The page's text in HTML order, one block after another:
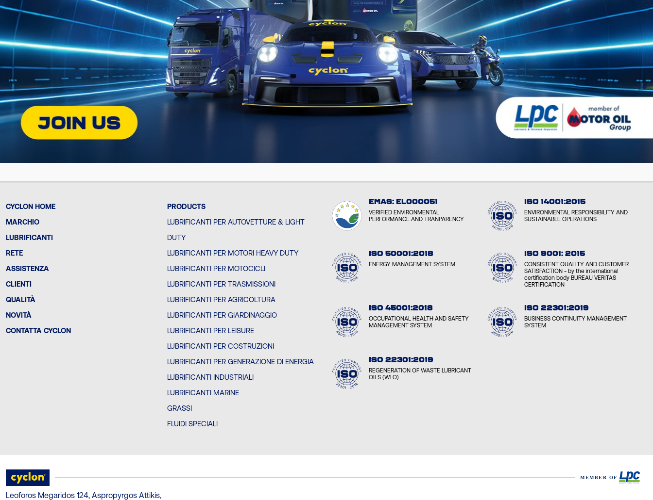
Trova il lubrificante Cyclon adatto per il
tuo veicolo o la tua attrezzatura!!
SCOPRILO ORA
SCOPRI CYCLON
SUISOCIAL MEDIA
CYCLON HOME
MARCHIO
LUBRIFICANTI
RETE
ASSISTENZA
CLIENTI
QUALITÀ
NOVITÀ
CONTATTA CYCLON
PRODUCTS
LUBRIFICANTI PER AUTOVETTURE & LIGHT
DUTY
LUBRIFICANTI PER MOTORI HEAVY DUTY
LUBRIFICANTI PER MOTOCICLI
LUBRIFICANTI PER TRASMISSIONI
LUBRIFICANTI PER AGRICOLTURA
LUBRIFICANTI PER GIARDINAGGIO
LUBRIFICANTI PER LEISURE
LUBRIFICANTI PER COSTRUZIONI
LUBRIFICANTI PER GENERAZIONE DI ENERGIA
LUBRIFICANTI INDUSTRIALI
LUBRIFICANTI MARINE
GRASSI
FLUIDI SPECIALI
EMAS: EL000051
VERIFIED ENVIRONMENTAL
PERFORMANCE AND TRANPARENCY
ISO 14001:2015
ENVIRONMENTAL RESPONSIBILITY AND
SUSTAINABLE OPERATIONS
ISO 50001:2018
ENERGY MANAGEMENT SYSTEM
ISO 9001: 2015
CONSISTENT QUALITY AND CUSTOMER
SATISFACTION - by the international
certification body BUREAU VERITAS
CERTIFICATION
ISO 45001:2018
OCCUPATIONAL HEALTH AND SAFETY
MANAGEMENT SYSTEM
ISO 22301:2019
BUSINESS CONTINUITY MANAGEMENT
SYSTEM
ISO 22301:2019
REGENERATION OF WASTE LUBRICANT
OILS (WLO)
Leoforos Megaridos 124, Aspropyrgos Attikis,